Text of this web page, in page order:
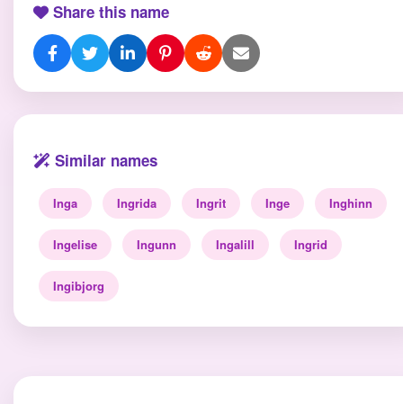
Share this name
Similar names
Inga Ingrida Ingrit Inge Inghinn
Ingelise Ingunn Ingalill Ingrid
Ingibjorg